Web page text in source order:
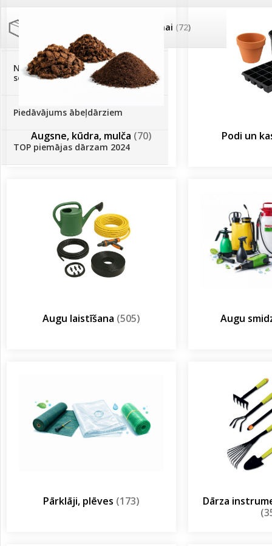
Palīglīdzekļi augu audzēšanai (72)
Klientu Diena
Novatec - izcils mēslošanai arī
sezonas otrajā pusē!
Piedāvājums ābeļdārziem
TOP piemājas dārzam 2024
Augsne, kūdra, mulča (70) Podi un
Augu laistīšana (505) Augu
Pārklāji, plēves (173)
Dārza